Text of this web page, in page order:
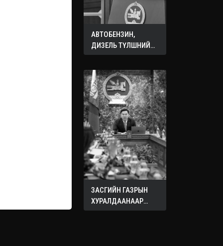
АВТОБЕНЗИН,
ДИЗЕЛЬ ТҮЛШНИЙ
ОНЦГОЙ АЛБАН
ЗАСГИЙН ГАЗРЫН
ХУРАЛДААНААР
ХЭЛЭЛЦЭЖ БУЙ